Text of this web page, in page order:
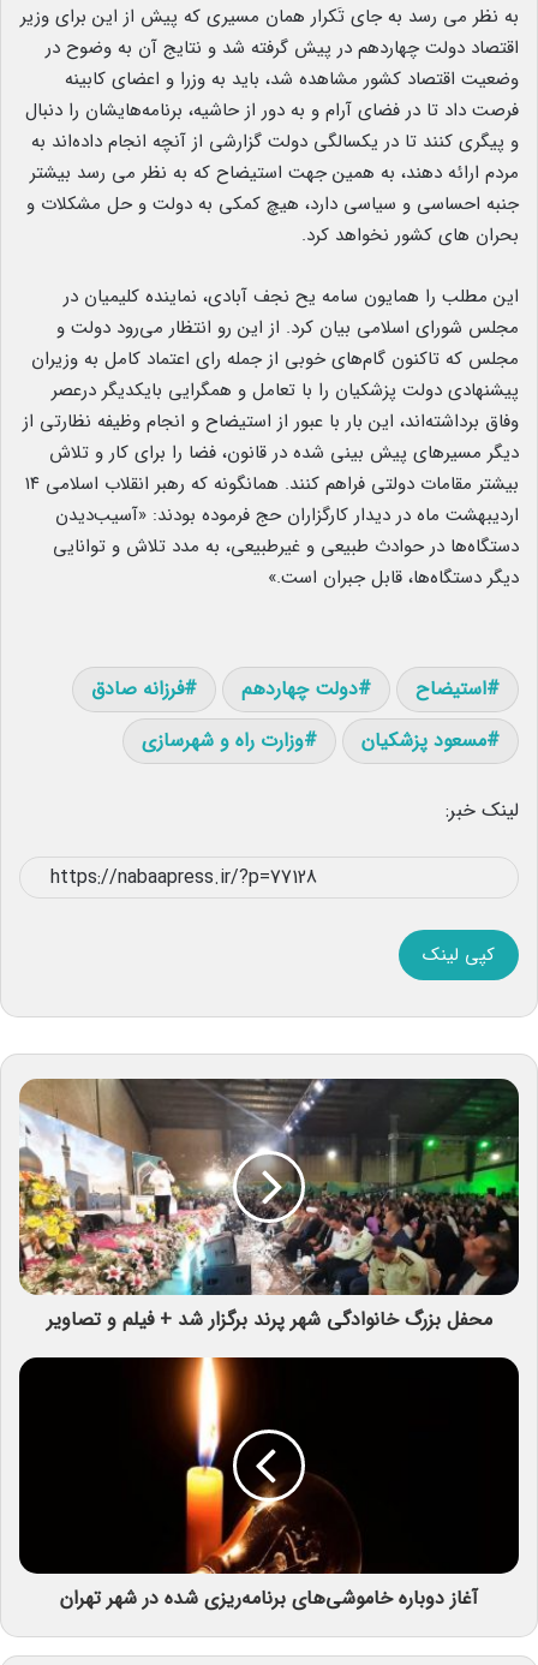
به نظر می رسد به جای تَکرار همان مسیری که پیش از این برای وزیر
اقتصاد دولت چهاردهم در پیش گرفته شد و نتایج آن به وضوح در
وضعیت اقتصاد کشور مشاهده شد، باید به وزرا و اعضای کابینه
فرصت داد تا در فضای آرام و به دور از حاشیه، برنامه‌هایشان را دنبال
و پیگری کنند تا در یکسالگی دولت گزارشی از آنچه انجام داده‌اند به
مردم ارائه دهند، به همین جهت استیضاح که به نظر می رسد بیشتر
جنبه احساسی و سیاسی دارد، هیچ کمکی به دولت و حل مشکلات و
بحران های کشور نخواهد کرد.
این مطلب را همایون سامه یح نجف آبادی، نماینده کلیمیان در
مجلس شورای اسلامی بیان کرد. از این رو انتظار می‌رود دولت و
مجلس که تاکنون گام‌های خوبی از جمله رای اعتماد کامل به وزیران
پیشنهادی دولت پزشکیان را با تعامل و همگرایی بایکدیگر درعصر
وفاق برداشته‌اند، این بار با عبور از استیضاح و انجام وظیفه نظارتی از
دیگر مسیرهای پیش بینی شده در قانون، فضا را برای کار و تلاش
بیشتر مقامات دولتی فراهم کنند. همانگونه که رهبر انقلاب اسلامی ۱۴
اردیبهشت ماه در دیدار کارگزاران حج فرموده بودند: «آسیب‌دیدن
دستگاه‌ها در حوادث طبیعی و غیرطبیعی، به مدد تلاش و توانایی
دیگر دستگاه‌ها، قابل جبران است.»
استیضاح دولت چهاردهم
فرزانه صادق
مسعود پزشکیان
وزارت راه و شهرسازی
لینک خبر:
کپی لینک
محفل بزرگ خانوادگی شهر پرند برگزار شد + فیلم و تصاویر
آغاز دوباره خاموشی‌های برنامه‌ریزی شده در شهر تهران